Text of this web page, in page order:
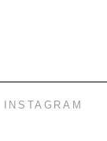
INSTAGRAM